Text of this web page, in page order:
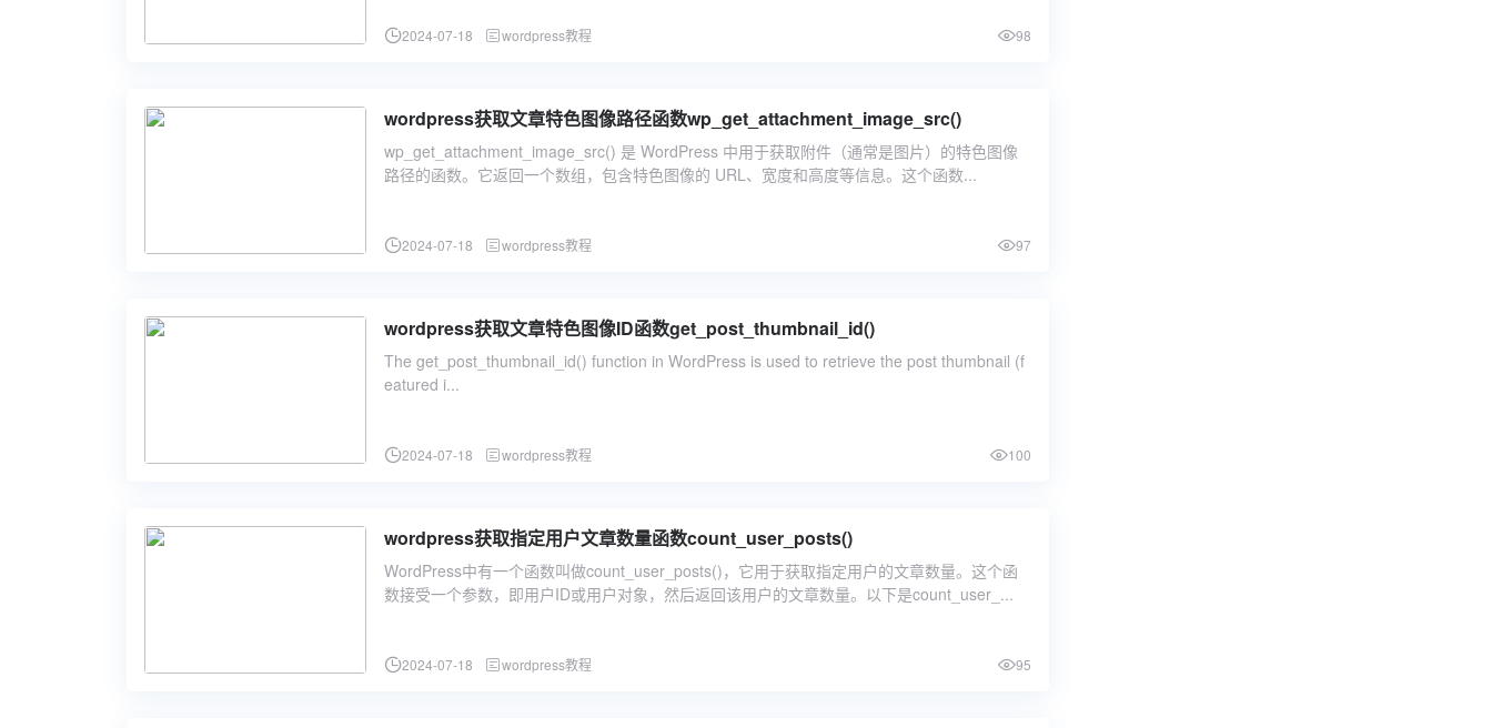
2024-07-18 wordpress教程 98
wordpress获取文章特色图像路径函数wp_get_attachment_image_src()
wp_get_attachment_image_src() 是 WordPress 中用于获取附件（通常是图片）的特色图像
路径的函数。它返回一个数组，包含特色图像的 URL、宽度和高度等信息。这个函数...
2024-07-18 wordpress教程 97
wordpress获取文章特色图像ID函数get_post_thumbnail_id()
The get_post_thumbnail_id() function in WordPress is used to retrieve the post thumbnail (f
eatured i...
2024-07-18 wordpress教程 100
wordpress获取指定用户文章数量函数count_user_posts()
WordPress中有一个函数叫做count_user_posts()，它用于获取指定用户的文章数量。这个函
数接受一个参数，即用户ID或用户对象，然后返回该用户的文章数量。以下是count_user_...
2024-07-18 wordpress教程 95